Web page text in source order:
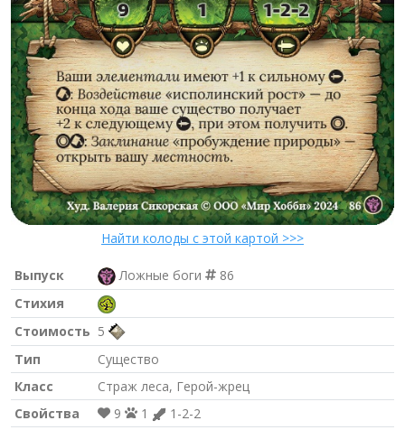
Найти колоды с этой картой >>>
Выпуск Ложные боги
86
Стихия
Стоимость 5
Тип
Существо
Класс
Страж леса, Герой-жрец
Свойства
9 1
1-2-2